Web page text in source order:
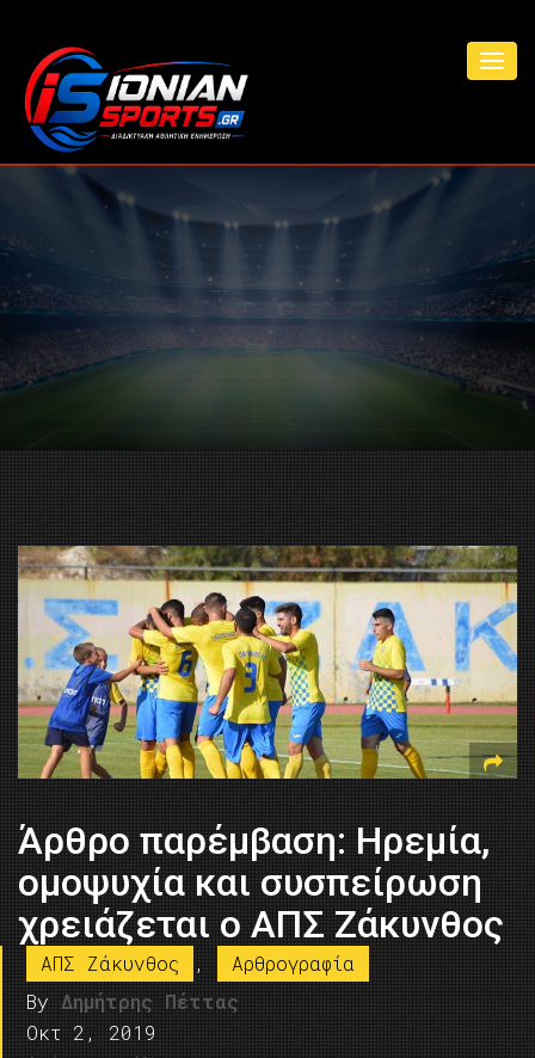
Άρθρο παρέμβαση: Ηρεμία,
ομοψυχία και συσπείρωση
χρειάζεται ο ΑΠΣ Ζάκυνθος
ΑΠΣ Ζάκυνθος ,
Αρθρογραφία
By Δημήτρης Πέττας
Οκτ 2, 2019